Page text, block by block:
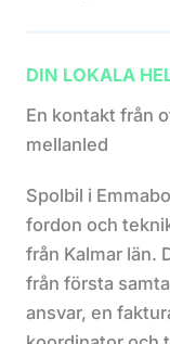
DIN LOKALA
En kontakt från
mellanled
Spolbil i
fordon och
från Kalmar län.
från första
ansvar, en